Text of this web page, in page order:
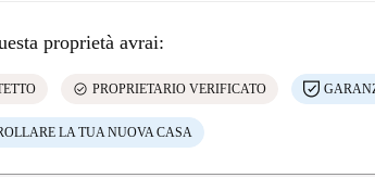
proprietà avrai:
check_circle PROPRIETARIO VERIFICATO
LA TUA NUOVA CASA